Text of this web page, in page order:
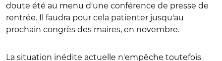
doute été au menu d'une conférence de presse de
rentrée. Il faudra pour cela patienter jusqu'au
prochain congrès des maires, en novembre.
La situation inédite actuelle n'empêche toutefois